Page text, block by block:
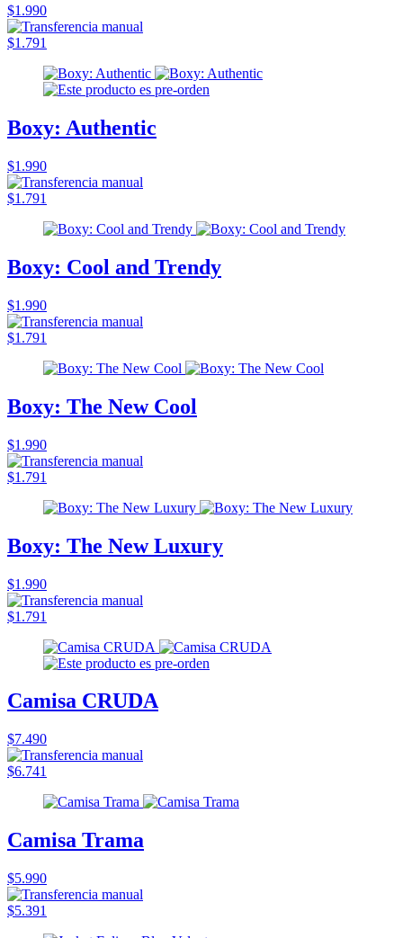
$1.990
$1.791
Boxy: Authentic
$1.990
$1.791
Boxy: Cool and Trendy
$1.990
$1.791
Boxy: The New Cool
$1.990
$1.791
Boxy: The New Luxury
$1.990
$1.791
Camisa CRUDA
$7.490
$6.741
Camisa Trama
$5.990
$5.391